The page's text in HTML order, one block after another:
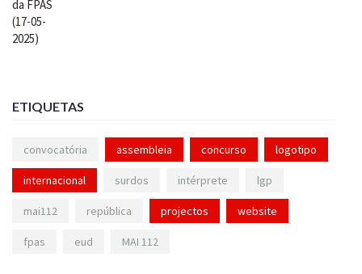
ETIQUETAS
convocatória assembleia concurso logotipo
internacional surdos intérprete lgp
mai112 república projectos website
fpas eud MAI 112